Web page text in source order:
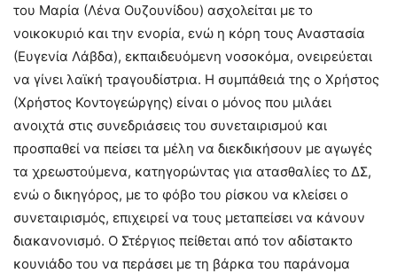
του Μαρία (Λένα Ουζουνίδου) ασχολείται με το
νοικοκυριό και την ενορία, ενώ η κόρη τους Αναστασία
(Ευγενία Λάβδα), εκπαιδευόμενη νοσοκόμα, ονειρεύεται
να γίνει λαϊκή τραγουδίστρια. Η συμπάθειά της ο Χρήστος
(Χρήστος Κοντογεώργης) είναι ο μόνος που μιλάει
ανοιχτά στις συνεδριάσεις του συνεταιρισμού και
προσπαθεί να πείσει τα μέλη να διεκδικήσουν με αγωγές
τα χρεωστούμενα, κατηγορώντας για ατασθαλίες το ΔΣ,
ενώ ο δικηγόρος, με το φόβο του ρίσκου να κλείσει ο
συνεταιρισμός, επιχειρεί να τους μεταπείσει να κάνουν
διακανονισμό. Ο Στέργιος πείθεται από τον αδίστακτο
κουνιάδο του να περάσει με τη βάρκα του παράνομα